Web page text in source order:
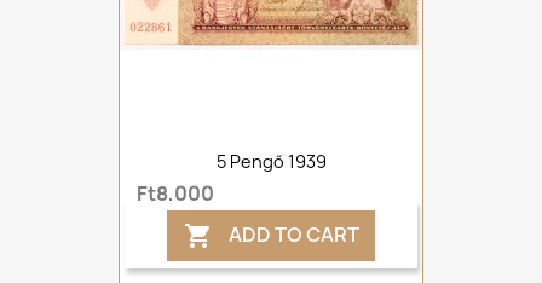
5 Pengő 1939
Ft8,000
 ADD TO CART